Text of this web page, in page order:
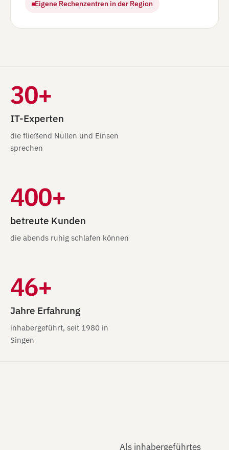
Eigene Rechenzentren in der Region
30+
IT-Experten
die fließend Nullen und Einsen
sprechen
400+
betreute Kunden
die abends ruhig schlafen können
46+
Jahre Erfahrung
inhabergeführt, seit 1980 in
Singen
Als inhabergeführtes